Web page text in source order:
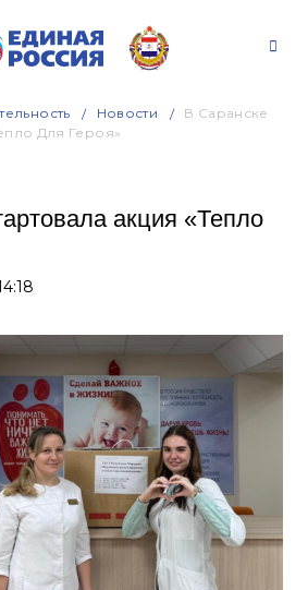
Новости
В Саранске
Для Героя»
акция «Тепло